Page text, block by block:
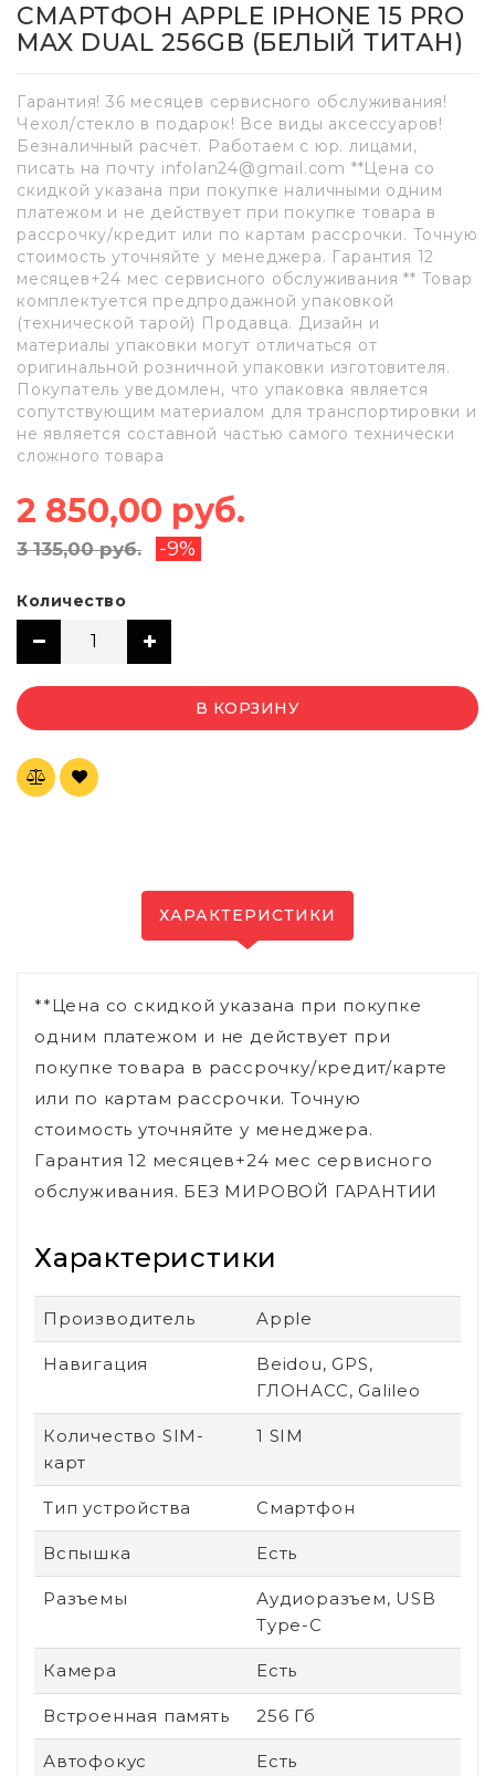
СМАРТФОН APPLE IPHONE 15 PRO
MAX DUAL 256GB (БЕЛЫЙ ТИТАН)
Гарантия! 36 месяцев сервисного обслуживания!
Чехол/стекло в подарок! Все виды аксессуаров!
Безналичный расчёт. Работаем с юр. лицами,
писать на почту infolan24@gmail.com **Цена со
скидкой указана при покупке наличными одним
платежом и не действует при покупке товара в
рассрочку/кредит или по картам рассрочки. Точную
стоимость уточняйте у менеджера. Гарантия 12
месяцев+24 мес сервисного обслуживания ** Товар
комплектуется предпродажной упаковкой
(технической тарой) Продавца. Дизайн и
материалы упаковки могут отличаться от
оригинальной розничной упаковки изготовителя.
Покупатель уведомлен, что упаковка является
сопутствующим материалом для транспортировки и
не является составной частью самого технически
сложного товара
2 850,00 руб.
3 135,00 руб. -9%
Количество
В КОРЗИНУ
ХАРАКТЕРИСТИКИ
**Цена со скидкой указана при покупке
одним платежом и не действует при
покупке товара в рассрочку/кредит/карте
или по картам рассрочки. Точную
стоимость уточняйте у менеджера.
Гарантия 12 месяцев+24 мес сервисного
обслуживания. БЕЗ МИРОВОЙ ГАРАНТИИ
Характеристики
Производитель Apple
Навигация
Beidou, GPS,
ГЛОНАСС, Galileo
Количество SIM-
карт
1 SIM
Тип устройства Смартфон
Вспышка Есть
Разъемы
Аудиоразъем, USB
Type-C
Камера Есть
Встроенная память 256 Гб
Автофокус Есть